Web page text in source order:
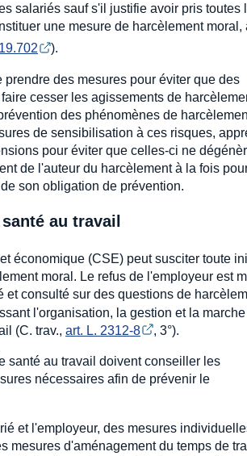
salariés sauf s'il justifie avoir pris toutes
une mesure de harcèlement moral,
).
des mesures pour éviter que des
cesser les agissements de
des phénomènes de
de sensibilisation à ces risques,
pour éviter que celles-ci ne
de l'auteur du harcèlement à la fois
son obligation de prévention.
au travail
économique (CSE) peut susciter toute
moral. Le refus de l'employeur est
et consulté sur des questions de
l'organisation, la gestion et la marche
(C. trav., art. L. 2312-8 , 3°).
santé au travail doivent conseiller les
nécessaires afin de prévenir le
et l'employeur, des mesures
mesures d'aménagement du temps de